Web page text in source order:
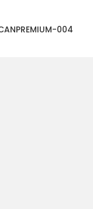
004